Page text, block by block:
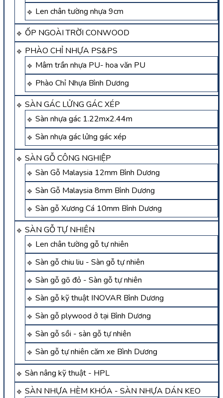
Len chân tường nhựa 9cm
ỐP NGOÀI TRỜI CONWOOD
PHÀO CHỈ NHỰA PS&PS
Mâm trần nhựa PU- hoa văn PU
Phào Chỉ Nhựa Bình Dương
SÀN GÁC LỬNG GÁC XÉP
Sàn nhựa gác 1.22mx2.44m
Sàn nhựa gác lửng gác xép
SÀN GỖ CÔNG NGHIỆP
Sàn Gỗ Malaysia 12mm Bình Dương
Sàn Gỗ Malaysia 8mm Bình Dương
Sàn gỗ Xương Cá 10mm Bình Dương
SÀN GỖ TỰ NHIÊN
Len chân tường gỗ tự nhiên
Sàn gỗ chiu liu - Sàn gỗ tự nhiên
Sàn gỗ gõ đỏ - Sàn gỗ tự nhiên
Sàn gỗ kỹ thuật INOVAR Bình Dương
Sàn gỗ plywood ở tại Bình Dương
Sàn gỗ sồi - sàn gỗ tự nhiên
Sàn gỗ tự nhiên căm xe Bình Dương
Sàn nâng kỹ thuật - HPL
SÀN NHỰA HÈM KHÓA - SÀN NHỰA DÁN KEO